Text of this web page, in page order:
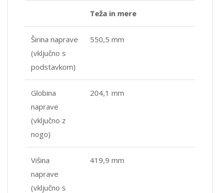
Teža in mere
Širina naprave
(vključno s
podstavkom)
550,5 mm
Globina
naprave
(vključno z
nogo)
204,1 mm
Višina
naprave
(vključno s
419,9 mm